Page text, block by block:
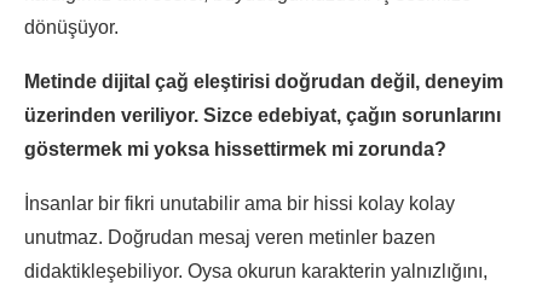
dönüşüyor.
Metinde dijital çağ eleştirisi doğrudan değil, deneyim
üzerinden veriliyor. Sizce edebiyat, çağın sorunlarını
göstermek mi yoksa hissettirmek mi zorunda?
İnsanlar bir fikri unutabilir ama bir hissi kolay kolay
unutmaz. Doğrudan mesaj veren metinler bazen
didaktikleşebiliyor. Oysa okurun karakterin yalnızlığını,